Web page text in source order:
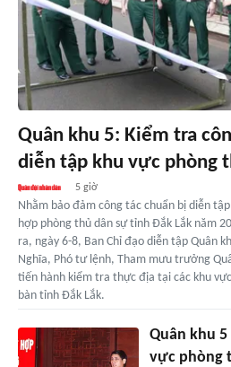
Quân khu 5: Kiểm tra
diễn tập khu vực phòng
5 giờ
Nhằm bảo đảm công tác chuẩn bị diễn
hợp phòng thủ dân sự tỉnh Đắk Lắk năm
ra, ngày 6-8, Ban Chỉ đạo diễn tập Quân
Nghĩa, Phó tư lệnh, Tham mưu trưởng
tiến hành kiểm tra thực địa tại các khu
bàn tỉnh Đắk Lắk.
Quân khu
vực phòng